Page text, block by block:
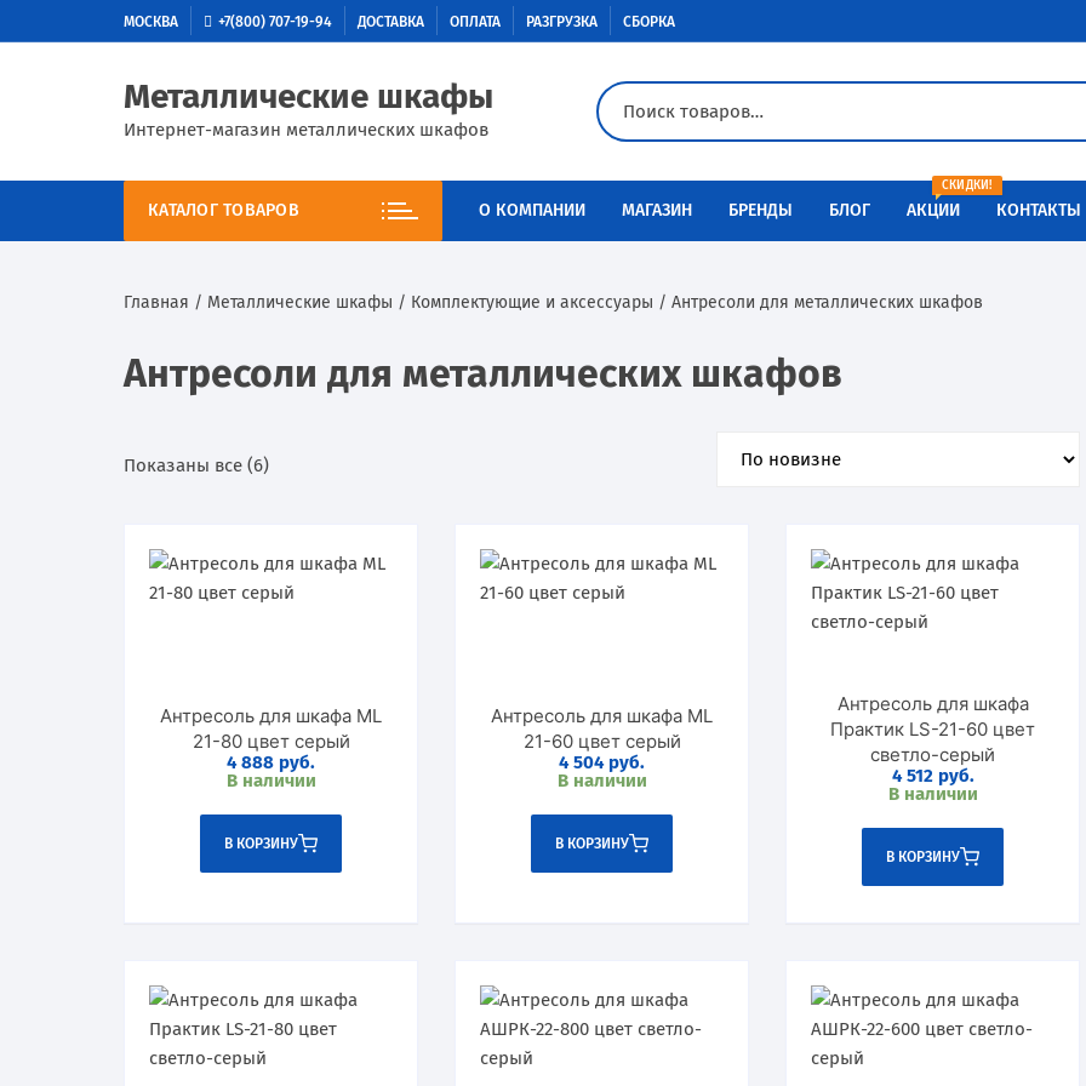
МОСКВА +7(800) 707-19-94 ДОСТАВКА ОПЛАТА РАЗГРУЗКА СБОРКА
Металлические шкафы
Интернет-магазин металлических шкафов
КАТАЛОГ ТОВАРОВ О КОМПАНИИ МАГАЗИН
Разгрузка
Сертификаты
БРЕНДЫ
Контур
БЛОГ
Сейфы
Оборудование и оснащение
АКЦИИ
СКИДКИ!
КОНТАКТЫ
Главная / Металлические шкафы / Комплектующие и аксессуары / Антресоли для металлических шкафов
Антресоли для металлических шкафов
Показаны все (6)
Антресоль для шкафа ML
21-80 цвет серый
4 888 руб.
В наличии
В КОРЗИНУ
Антресоль для шкафа ML
21-60 цвет серый
4 504 руб.
В наличии
В КОРЗИНУ
Антресоль для шкафа
Практик LS-21-60 цвет
светло-серый
4 512 руб.
В наличии
В КОРЗИНУ